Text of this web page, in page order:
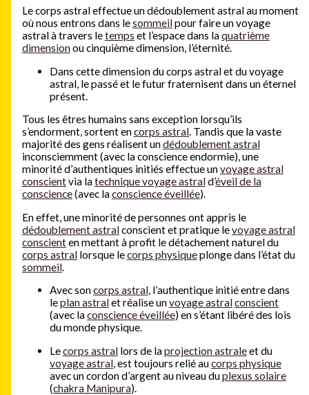
Le corps astral effectue un dédoublement astral au moment
où nous entrons dans lesommeilpour faire un voyage
astral à travers letemps et l’espace dans laquatrième
dimensionou cinquième dimension, l’éternité.
Dans cette dimension du corps astral et du voyage
astral, le passé et le futur fraternisent dans un éternel
présent.
Tous les êtres humains sans exception lorsqu’ils
s’endorment, sortent encorps astral. Tandis que la vaste
majorité des gens réalisent undédoublement astral
inconsciemment (avec la conscience endormie), une
minorité d’authentiques initiés effectue unvoyage astral
conscientvia latechnique voyage astrald’éveil de la
conscience(avec laconscience éveillée).
En effet, une minorité de personnes ont appris le
dédoublement astralconscient et pratique levoyage astral
conscienten mettant à profit le détachement naturel du
corps astrallorsque lecorps physiqueplonge dans l’état du
sommeil.
Avec soncorps astral, l’authentique initié entre dans
leplan astralet réalise unvoyage astralconscient
(avec laconscience éveillée) en s’étant libéré des lois
du monde physique.
Lecorps astrallors de laprojection astraleet du
voyage astral, est toujours relié aucorps physique
avec un cordon d’argent au niveau duplexus solaire
(chakra Manipura).